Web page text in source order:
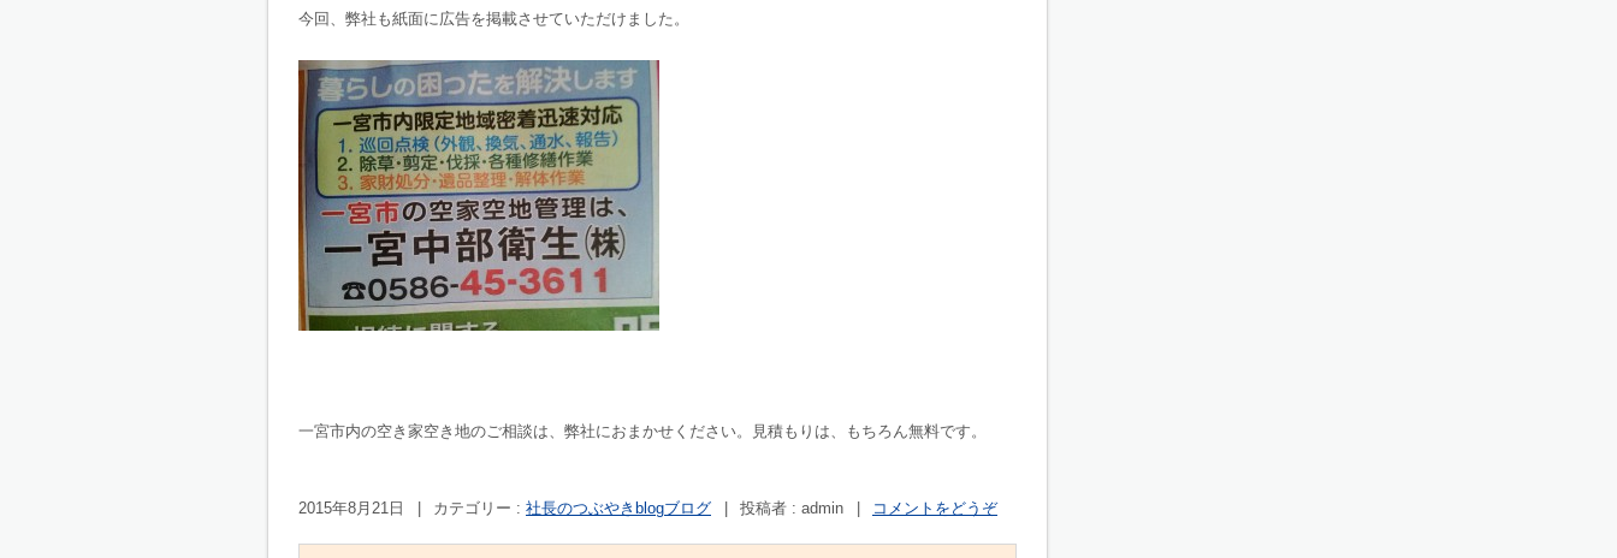
今回、弊社も紙面に広告を掲載させていただけました。
一宮市内の空き家空き地のご相談は、弊社におまかせください。見積もりは、もちろん無料です。
2015年8月21日 カテゴリー : 社長のつぶやきblogブログ 投稿者 : admin コメントをどうぞ